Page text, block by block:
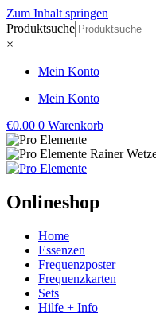
Zum Inhalt springen
Produktsuche
×
Mein Konto
Mein Konto
€0.00 0 Warenkorb
Onlineshop
Home
Essenzen
Frequenzposter
Frequenzkarten
Sets
Hilfe + Info